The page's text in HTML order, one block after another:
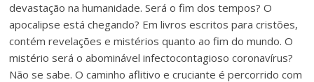
devastação na humanidade. Será o fim dos tempos? O
apocalipse está chegando? Em livros escritos para cristões,
contém revelações e mistérios quanto ao fim do mundo. O
mistério será o abominável infectocontagioso coronavírus?
Não se sabe. O caminho aflitivo e cruciante é percorrido com